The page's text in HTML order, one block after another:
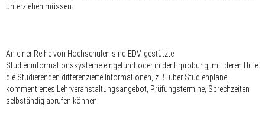
unterziehen müssen.
An einer Reihe von Hochschulen sind EDV-gestützte
Studieninformationssysteme eingeführt oder in der Erprobung, mit deren Hilfe
die Studierenden differenzierte Informationen, z.B. über Studienpläne,
kommentiertes Lehrveranstaltungsangebot, Prüfungstermine, Sprechzeiten
selbständig abrufen können.